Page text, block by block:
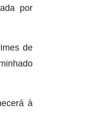
por
de
à